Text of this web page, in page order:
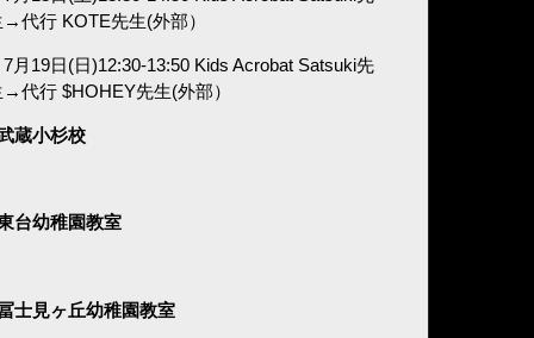
→代行 KOTE先生(外部）
7月19日(日)12:30-13:50 Kids Acrobat Satsuki先
→代行 $HOHEY先生(外部）
蔵小杉校
台幼稚園教室
士見ヶ丘幼稚園教室